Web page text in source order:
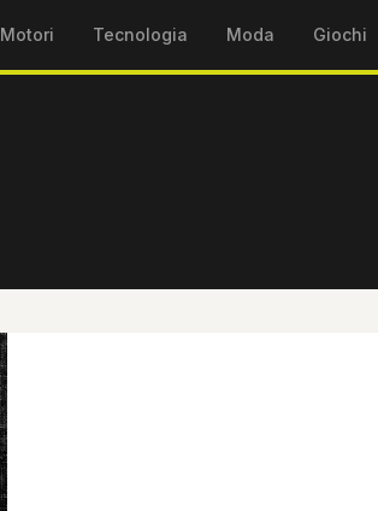
Motori Tecnologia Moda Giochi